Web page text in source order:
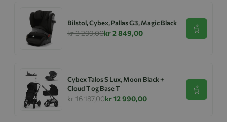
Bilstol, Cybex, Pallas G3, Magic Black
kr 3 299,00kr 2 849,00 Se
Cybex Talos S Lux, Moon Black +
Cloud T og Base T
kr 16 187,00kr 12 990,00
Se